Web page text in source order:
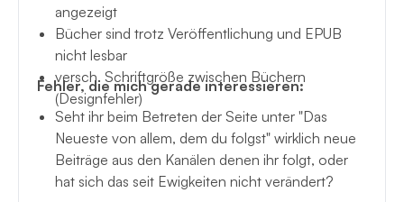
angezeigt
Bücher sind trotz Veröffentlichung und EPUB
nicht lesbar
versch. Schriftgröße zwischen Büchern
(Designfehler)
Fehler, die mich gerade interessieren:
Seht ihr beim Betreten der Seite unter "Das
Neueste von allem, dem du folgst" wirklich neue
Beiträge aus den Kanälen denen ihr folgt, oder
hat sich das seit Ewigkeiten nicht verändert?